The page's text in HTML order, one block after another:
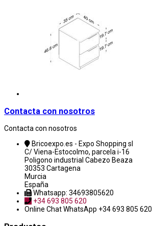
Contacta con nosotros
Contacta con nosotros
Bricoexpo.es - Expo Shopping sl
C/ Viena-Estocolmo, parcela i-16
Poligono industrial Cabezo Beaza
30353 Cartagena
Murcia
España
Whatsapp: 34693805620
+34 693 805 620
Online ChatWhatsApp +34 693 805 620